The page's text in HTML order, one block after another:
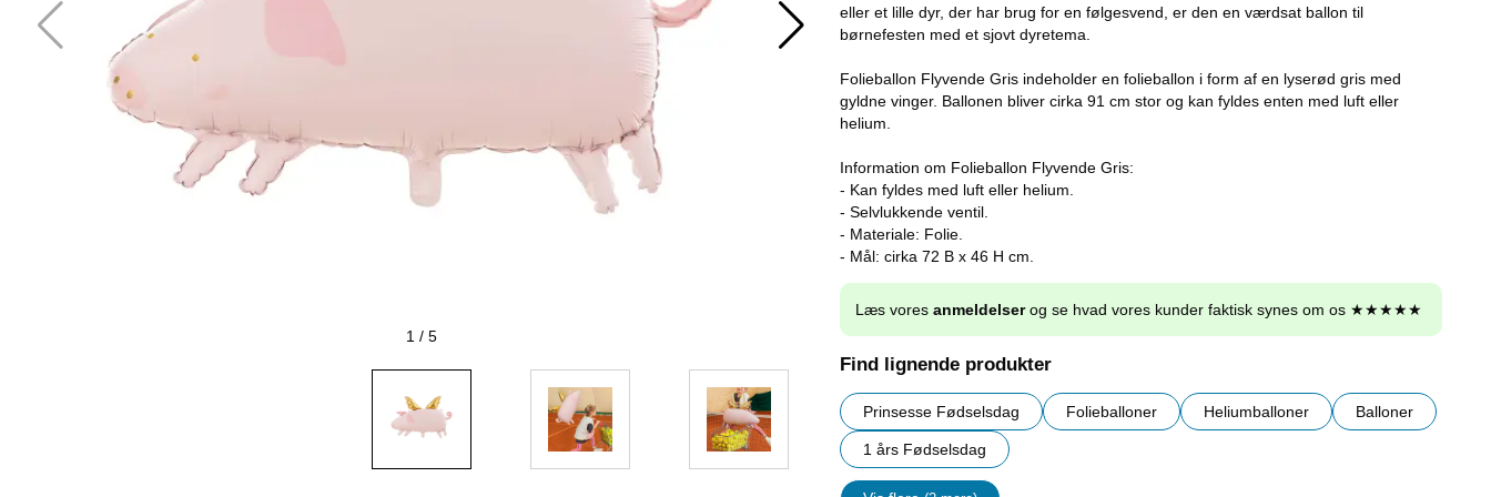
1 / 5
eller et lille dyr, der har brug for en følgesvend, er den en værdsat ballon til
børnefesten med et sjovt dyretema.
Folieballon Flyvende Gris indeholder en folieballon i form af en lyserød gris med
gyldne vinger. Ballonen bliver cirka 91 cm stor og kan fyldes enten med luft eller
helium.
Information om Folieballon Flyvende Gris:
- Kan fyldes med luft eller helium.
- Selvlukkende ventil.
- Materiale: Folie.
- Mål: cirka 72 B x 46 H cm.
Læs vores anmeldelserog se hvad vores kunder faktisk synes om os ★★★★★
Find lignende produkter
Prinsesse Fødselsdag Folieballoner Heliumballoner Balloner
1 års Fødselsdag